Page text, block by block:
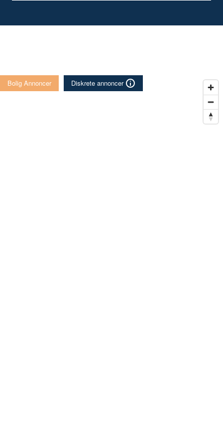
Bolig Annoncer Diskrete annoncer